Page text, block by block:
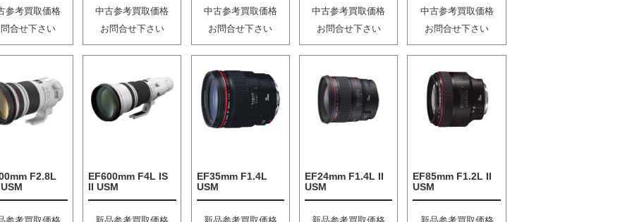
参考買取価格
合せ下さい
中古参考買取価格
お問合せ下さい
中古参考買取価格
お問合せ下さい
中古参考買取価格
お問合せ下さい
中古参考買取価格
お問合せ下さい
F2.8L
EF600mm F4L IS
II USM
EF35mm F1.4L
USM
EF24mm F1.4L II
USM
EF85mm F1.2L II
USM